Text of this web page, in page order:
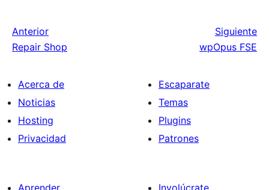
Anterior
Repair Shop
Siguiente
wpOpus FSE
Acerca de
Noticias
Hosting
Privacidad
Escaparate
Temas
Plugins
Patrones
Aprender
Involúcrate